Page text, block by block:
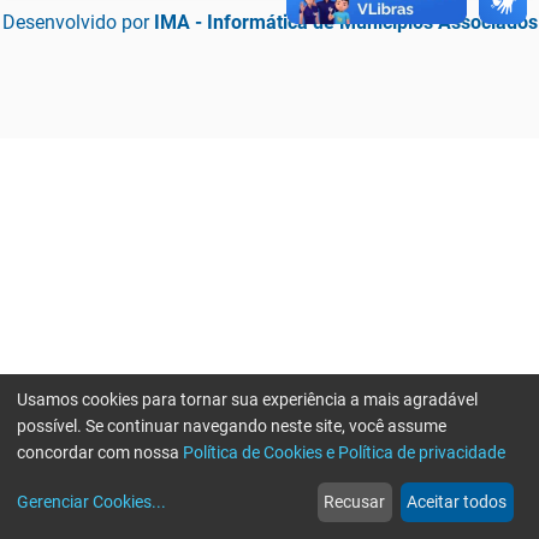
Desenvolvido por IMA - Informática de Municípios Associados
web
Notícias
more_horiz
Mais
Usamos cookies para tornar sua experiência a mais agradável
possível. Se continuar navegando neste site, você assume
concordar com nossa Política de Cookies e Política de privacidade
Gerenciar Cookies... Recusar Aceitar todos
Erro ao enviar informações, por favor tente novamente